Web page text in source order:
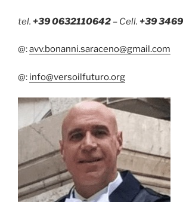
tel. +39 0632110642 – Cell. +39
@:avv.bonanni.saraceno@gmail.com
@: info@versoilfuturo.org